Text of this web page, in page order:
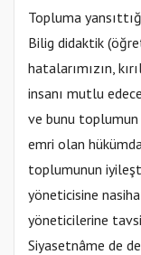
Topluma
Bilig didaktik
hatalarımızın,
insanı mutlu
ve bunu toplumun
emri olan
toplumunun
yöneticisine
yöneticilerine
Siyasetnâme de